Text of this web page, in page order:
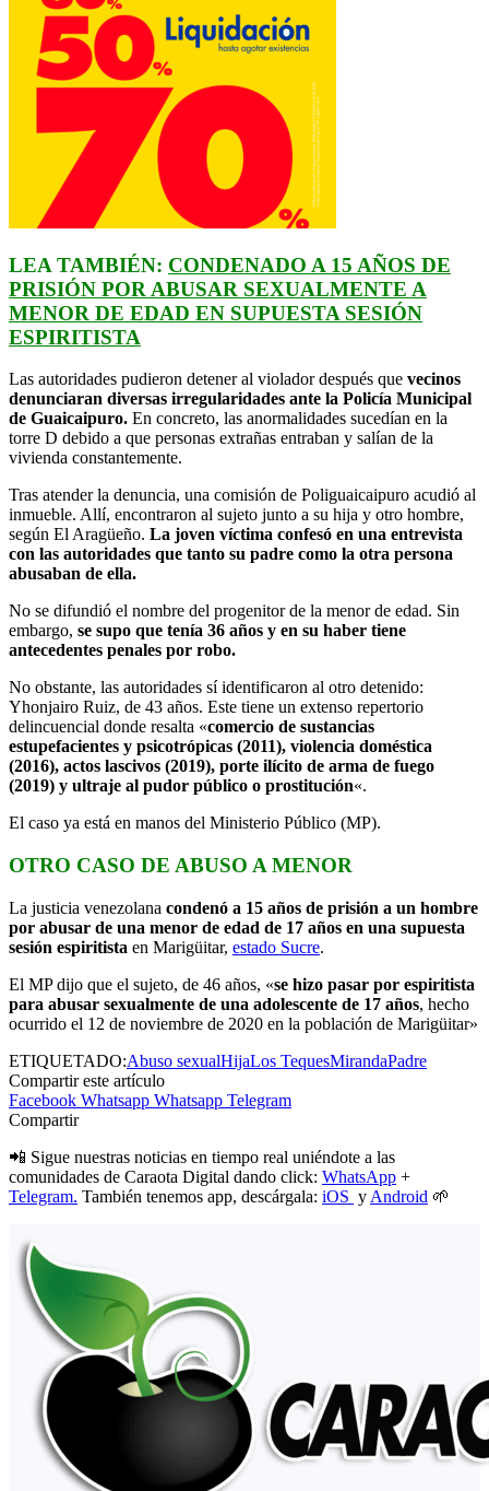
LEA TAMBIÉN: CONDENADO A 15 AÑOS DE
PRISIÓN POR ABUSAR SEXUALMENTE A
MENOR DE EDAD EN SUPUESTA SESIÓN
ESPIRITISTA
Las autoridades pudieron detener al violador después que vecinos
denunciaran diversas irregularidades ante la Policía Municipal
de Guaicaipuro. En concreto, las anormalidades sucedían en la
torre D debido a que personas extrañas entraban y salían de la
vivienda constantemente.
Tras atender la denuncia, una comisión de Poliguaicaipuro acudió al
inmueble. Allí, encontraron al sujeto junto a su hija y otro hombre,
según El Aragüeño. La joven víctima confesó en una entrevista
con las autoridades que tanto su padre como la otra persona
abusaban de ella.
No se difundió el nombre del progenitor de la menor de edad. Sin
embargo, se supo que tenía 36 años y en su haber tiene
antecedentes penales por robo.
No obstante, las autoridades sí identificaron al otro detenido:
Yhonjairo Ruiz, de 43 años. Este tiene un extenso repertorio
delincuencial donde resalta «comercio de sustancias
estupefacientes y psicotrópicas (2011), violencia doméstica
(2016), actos lascivos (2019), porte ilícito de arma de fuego
(2019) y ultraje al pudor público o prostitución«.
El caso ya está en manos del Ministerio Público (MP).
OTRO CASO DE ABUSO A MENOR
La justicia venezolana condenó a 15 años de prisión a un hombre
por abusar de una menor de edad de 17 años en una supuesta
sesión espiritista en Marigüitar, estado Sucre.
El MP dijo que el sujeto, de 46 años, «se hizo pasar por espiritista
para abusar sexualmente de una adolescente de 17 años, hecho
ocurrido el 12 de noviembre de 2020 en la población de Marigüitar»
ETIQUETADO:Abuso sexualHijaLos TequesMirandaPadre
Compartir este artículo
Facebook Whatsapp Whatsapp Telegram
Compartir
📲 Sigue nuestras noticias en tiempo real uniéndote a las
comunidades de Caraota Digital dando click: WhatsApp +
Telegram. También tenemos app, descárgala: iOS y Android 🌱